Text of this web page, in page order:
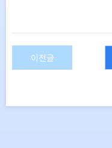
이전글